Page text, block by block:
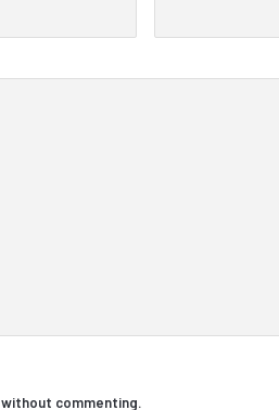
without commenting.